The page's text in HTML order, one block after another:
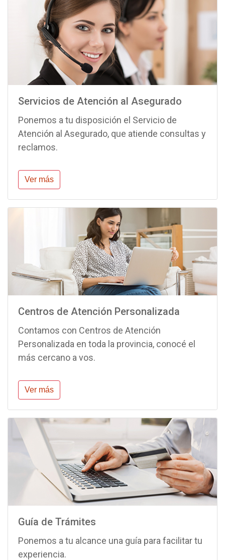
Servicios de Atención al Asegurado
Ponemos a tu disposición el Servicio de
Atención al Asegurado, que atiende consultas y
reclamos.
Ver más
Centros de Atención Personalizada
Contamos con Centros de Atención
Personalizada en toda la provincia, conocé el
más cercano a vos.
Ver más
Guía de Trámites
Ponemos a tu alcance una guía para facilitar tu
experiencia.